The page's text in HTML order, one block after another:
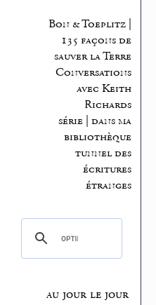
Bon & Toeplitz |
135 façons de
sauver la Terre
Conversations
avec Keith
Richards
série | dans ma
bibliothèque
tunnel des
écritures
étranges
au jour le jour